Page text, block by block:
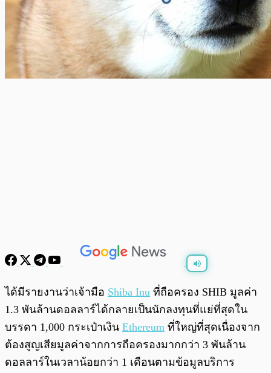
ได้มีรายงานว่าเจ้ามือ Shiba Inu ที่ถือครอง SHIB มูลค่า
1.3 พันล้านดอลลาร์ได้กลายเป็นนักลงทุนที่แย่ที่สุดใน
บรรดา 1,000 กระเป๋าเงิน Ethereum ที่ใหญ่ที่สุดเนื่องจาก
ต้องสูญเสียมูลค่าจากการถือครองมากกว่า 3 พันล้าน
ดอลลาร์ในเวลาน้อยกว่า 1 เดือนตามข้อมูลบริการ